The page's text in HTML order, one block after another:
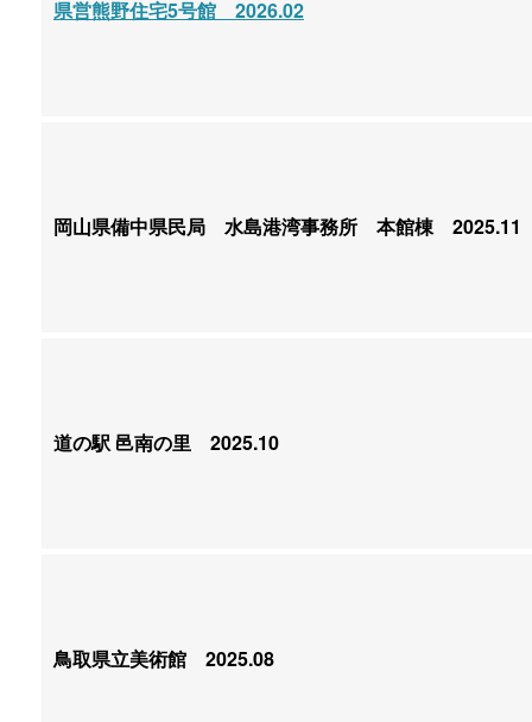
県営熊野住宅5号館 2026.02
岡山県備中県民局 水島港湾事務所 本館棟 2025.11
道の駅 邑南の里 2025.10
鳥取県立美術館 2025.08